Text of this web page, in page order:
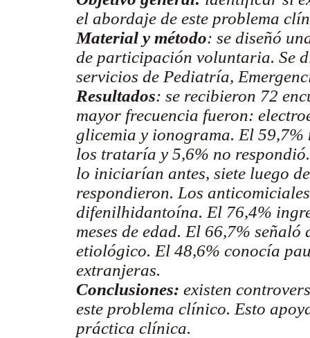
el abordaje de este problema
Material y método: se diseñó
de participación voluntaria. Se
servicios de Pediatría,
Resultados: se recibieron 72
mayor frecuencia fueron:
glicemia y ionograma. El 59,7%
los trataría y 5,6% no
lo iniciarían antes, siete luego
respondieron. Los
difenilhidantoína. El 76,4%
meses de edad. El 66,7%
etiológico. El 48,6% conocía
extranjeras.
Conclusiones: existen
este problema clínico. Esto
práctica clínica.